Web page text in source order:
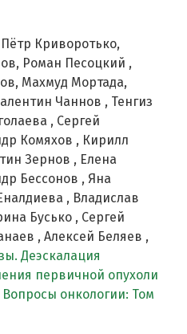
Криворотько,
Роман Песоцкий ,
Махмуд Мортада,
Чаннов , Тенгиз
, Сергей
Комяхов , Кирилл
Зернов , Елена
Бессонов , Яна
, Владислав
Бусько , Сергей
, Алексей Беляев ,
Деэскалация
первичной опухоли
Вопросы онкологии: Том